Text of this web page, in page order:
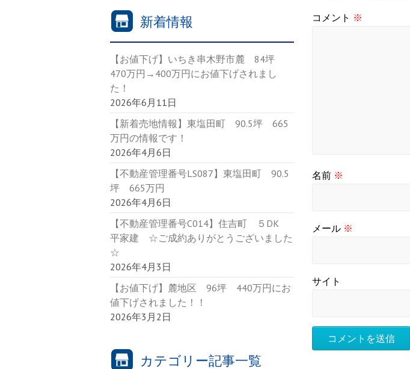
コメント ※
名前 ※
メール ※
サイト
新着情報
【お値下げ】いちき串木野市麓 84坪
470万円→400万円にお値下げされまし
た！
2026年6月11日
【新着売地情報】東塩田町 90.5坪 665
万円の情報です！
2026年4月6日
【不動産管理番号LS087】東塩田町 90.5
坪 665万円
2026年4月6日
【不動産管理番号C014】住吉町 ５DK
平家建 ☆ご成約ありがとうございました
☆
2026年4月3日
【お値下げ】麓地区 96坪 440万円にお
値下げされました！！
2026年3月2日
カテゴリー記事一覧